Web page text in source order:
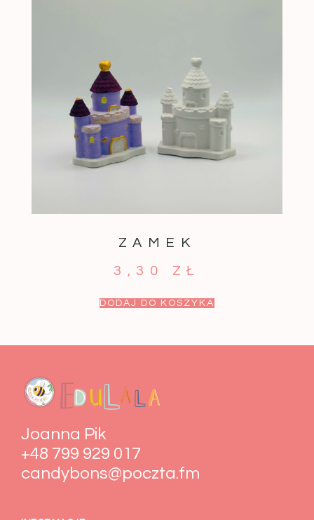
ZAMEK
3,30 ZŁ
DODAJ DO KOSZYKA
Joanna Pik
+48 799 929 017
candybons@poczta.fm